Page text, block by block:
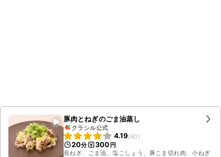
豚肉とねぎのごま油蒸し
クラシル公式
4.19(60 )
20分 300 円
長ねぎ、ごま油、塩こしょう、豚こま切れ肉、小ねぎ